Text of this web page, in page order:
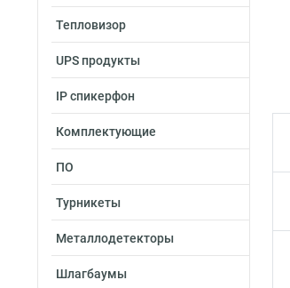
Тепловизор
UPS продукты
IP спикерфон
Комплектующие
ПО
Турникеты
Металлодетекторы
Шлагбаумы